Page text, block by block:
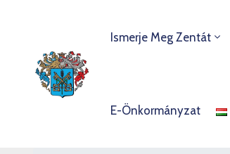
Ismerje Meg Zentát
E-Önkormányzat